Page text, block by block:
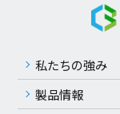
私たちの強み
製品情報